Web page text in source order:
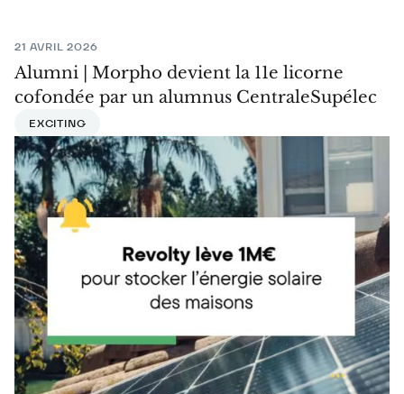
21 AVRIL 2026
Alumni | Morpho devient la 11e licorne
cofondée par un alumnus CentraleSupélec
EXCITING